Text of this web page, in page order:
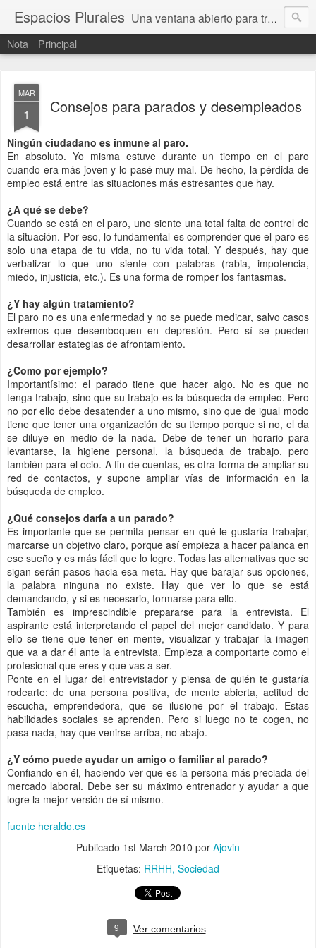
Espacios Plurales Una ventana abierto para tratar problemas que nos afectan a todxs. Temas sociales, educación, cultura, economía, política, derechos, calidad de vida. Estamos gobernados, pero queremos una calidad mayor en la política.
Nota Principal
MAR
1 Consejos para parados y desempleados
Ningún ciudadano es inmune al paro.
En absoluto. Yo misma estuve durante un tiempo en el paro
cuando era más joven y lo pasé muy mal. De hecho, la pérdida de
empleo está entre las situaciones más estresantes que hay.
¿A qué se debe?
Cuando se está en el paro, uno siente una total falta de control de
la situación. Por eso, lo fundamental es comprender que el paro es
solo una etapa de tu vida, no tu vida total. Y después, hay que
verbalizar lo que uno siente con palabras (rabia, impotencia,
miedo, injusticia, etc.). Es una forma de romper los fantasmas.
¿Y hay algún tratamiento?
El paro no es una enfermedad y no se puede medicar, salvo casos
extremos que desemboquen en depresión. Pero sí se pueden
desarrollar estategias de afrontamiento.
¿Como por ejemplo?
Importantísimo: el parado tiene que hacer algo. No es que no
tenga trabajo, sino que su trabajo es la búsqueda de empleo. Pero
no por ello debe desatender a uno mismo, sino que de igual modo
tiene que tener una organización de su tiempo porque si no, el da
se diluye en medio de la nada. Debe de tener un horario para
levantarse, la higiene personal, la búsqueda de trabajo, pero
también para el ocio. A fin de cuentas, es otra forma de ampliar su
red de contactos, y supone ampliar vías de información en la
búsqueda de empleo.
¿Qué consejos daría a un parado?
Es importante que se permita pensar en qué le gustaría trabajar,
marcarse un objetivo claro, porque así empieza a hacer palanca en
ese sueño y es más fácil que lo logre. Todas las alternativas que se
sigan serán pasos hacia esa meta. Hay que barajar sus opciones,
la palabra ninguna no existe. Hay que ver lo que se está
demandando, y si es necesario, formarse para ello.
También es imprescindible prepararse para la entrevista. El
aspirante está interpretando el papel del mejor candidato. Y para
ello se tiene que tener en mente, visualizar y trabajar la imagen
que va a dar él ante la entrevista. Empieza a comportarte como el
profesional que eres y que vas a ser.
Ponte en el lugar del entrevistador y piensa de quién te gustaría
rodearte: de una persona positiva, de mente abierta, actitud de
escucha, emprendedora, que se ilusione por el trabajo. Estas
habilidades sociales se aprenden. Pero si luego no te cogen, no
pasa nada, hay que venirse arriba, no abajo.
¿Y cómo puede ayudar un amigo o familiar al parado?
Confiando en él, haciendo ver que es la persona más preciada del
mercado laboral. Debe ser su máximo entrenador y ayudar a que
logre la mejor versión de sí mismo.
fuente heraldo.es
Publicado 1st March 2010 por Ajovin
Etiquetas: RRHH Sociedad
9 Ver comentarios